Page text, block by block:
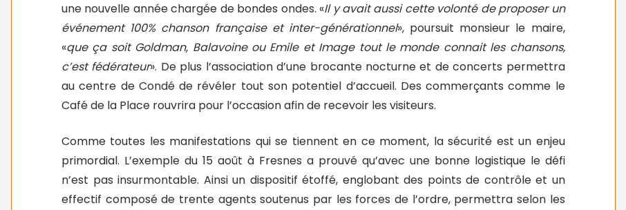
une nouvelle année chargée de bondes ondes. «Il y avait aussi cette volonté de proposer un
événement 100% chanson française et inter-générationnel», poursuit monsieur le maire,
«que ça soit Goldman, Balavoine ou Emile et Image tout le monde connait les chansons,
c’est fédérateur». De plus l’association d’une brocante nocturne et de concerts permettra
au centre de Condé de révéler tout son potentiel d’accueil. Des commerçants comme le
Café de la Place rouvrira pour l’occasion afin de recevoir les visiteurs.
Comme toutes les manifestations qui se tiennent en ce moment, la sécurité est un enjeu
primordial. L’exemple du 15 août à Fresnes a prouvé qu’avec une bonne logistique le défi
n’est pas insurmontable. Ainsi un dispositif étoffé, englobant des points de contrôle et un
effectif composé de trente agents soutenus par les forces de l’ordre, permettra selon les